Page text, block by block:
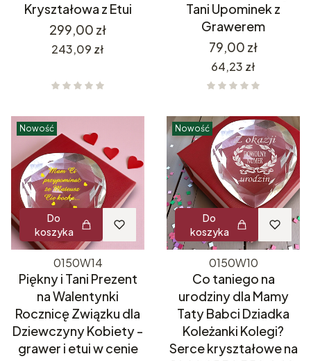
Kryształowa z Etui
Cena
299,00 zł
Cena
243,09 zł
Tani Upominek z
Grawerem
Cena
79,00 zł
Cena
64,23 zł
Nowość
Do
koszyka
0150W14
Piękny i Tani Prezent
na Walentynki
Rocznicę Związku dla
Dziewczyny Kobiety -
grawer i etui w cenie
Nowość
Do
koszyka
0150W10
Co taniego na
urodziny dla Mamy
Taty Babci Dziadka
Koleżanki Kolegi?
Serce kryształowe na